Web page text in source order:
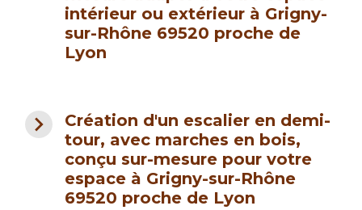
intérieur ou extérieur à Grigny-
sur-Rhône 69520 proche de
Lyon
navigate_next
Création d'un escalier en demi-
tour, avec marches en bois,
conçu sur-mesure pour votre
espace à Grigny-sur-Rhône
69520 proche de Lyon